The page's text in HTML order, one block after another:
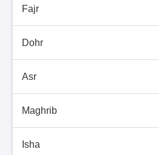
Fajr
Dohr
Asr
Maghrib
Isha